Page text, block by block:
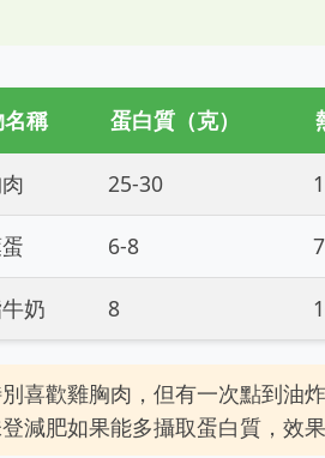
稱 蛋白質（克）
25-30
6-8
奶 8
喜歡雞胸肉，但有一次點到油
減肥如果能多攝取蛋白質，效果